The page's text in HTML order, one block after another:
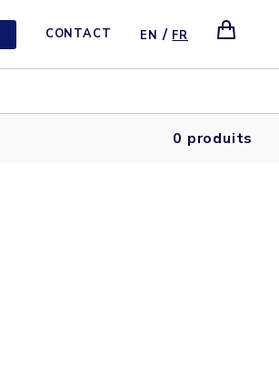
CONTACT EN / FR
0 produits